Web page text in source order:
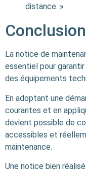
distance. »
Conclusion
La notice de
essentiel pour
des équipements
En adoptant une
courantes et en
devient possible de
accessibles et
maintenance.
Une notice bien